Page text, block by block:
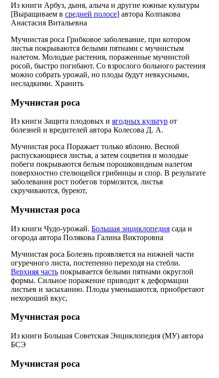
Из книги Арбуз, дыня, алыча и другие южные культуры
[Выращиваем в средней полосе] автора Колпакова
Анастасия Витальевна
Мучнистая роса Грибковое заболевание, при котором
листья покрываются белыми пятнами с мучнистым
налетом. Молодые растения, пораженные мучнистой
росой, быстро погибают. Со взрослого больного растения
можно собрать урожай, но плоды будут невкусными,
несладкими. Хранить
Мучнистая роса
Из книги Защита плодовых и ягодных культур от
болезней и вредителей автора Колесова Д. А.
Мучнистая роса Поражает только яблоню. Весной
распускающиеся листья, а затем соцветия и молодые
побеги покрываются белым порошковидным налетом
поверхностно стелющейся грибницы и спор. В результате
заболевания рост побегов тормозится, листья
скручиваются, буреют,
Мучнистая роса
Из книги Чудо-урожай. Большая энциклопедия сада и
огорода автора Полякова Галина Викторовна
Мучнистая роса Болезнь проявляется на нижней части
огуречного листа, постепенно переходя на стебли.
Верхняя часть покрывается белыми пятнами округлой
формы. Сильное поражение приводит к деформации
листьев и засыханию. Плоды уменьшаются, приобретают
нехороший вкус,
Мучнистая роса
Из книги Большая Советская Энциклопедия (МУ) автора
БСЭ
Мучнистая роса